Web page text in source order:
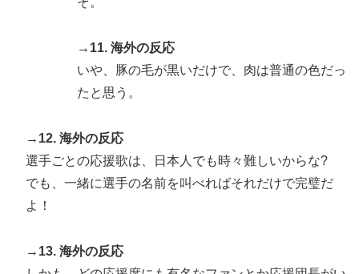
→11. 海外の反応
いや、豚の毛が黒いだけで、肉は普通の色だっ
たと思う。
→12. 海外の反応
選手ごとの応援歌は、日本人でも時々難しいからな?
でも、一緒に選手の名前を叫べればそれだけで完璧だ
よ！
→13. 海外の反応